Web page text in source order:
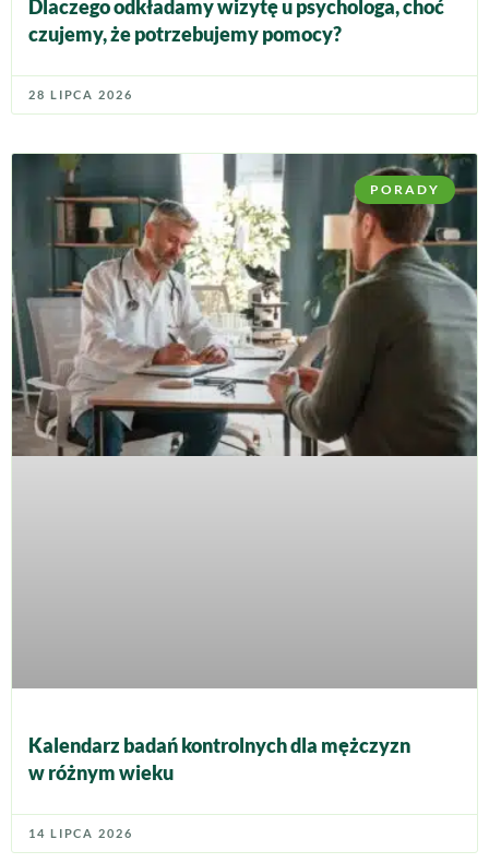
Dlaczego odkładamy wizytę u psychologa, choć
czujemy, że potrzebujemy pomocy?
28 LIPCA 2026
PORADY
Kalendarz badań kontrolnych dla mężczyzn
w różnym wieku
14 LIPCA 2026